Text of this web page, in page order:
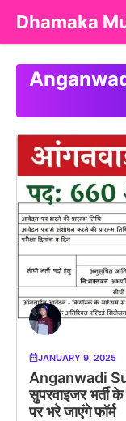
Skip
content
Dhamaka
JANUARY 9, 2025
Anganwadi
सुपरवाइजर भर्ती
पर भरे जाएंगे फॉर्म